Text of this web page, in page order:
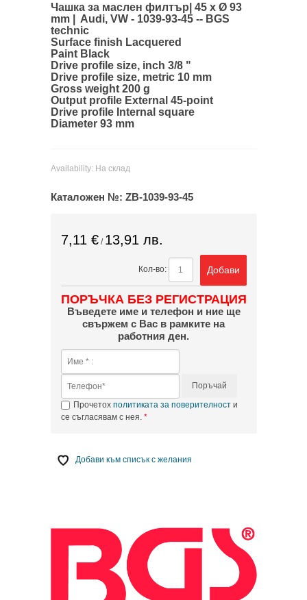
Чашка за маслен филтър| 45 x Ø 93
mm | Audi, VW - 1039-93-45 -- BGS
technic
Surface finish Lacquered
Paint Black
Drive profile size, inch 3/8 "
Drive profile size, metric 10 mm
Gross weight 200 g
Output profile External 45-point
Drive profile Internal square
Diameter 93 mm
Availability: На склад
Каталожен №: ZB-1039-93-45
7,11 €/ 13,91 лв.
Кол-во: Добави
ПОРЪЧКА БЕЗ РЕГИСТРАЦИЯ
Въведете име и телефон и ние ще
свържем с Вас в рамките на
работния ден.
Поръчай
Прочетох политиката за поверителности
се съгласявам с нея.
Добави към списък с желания